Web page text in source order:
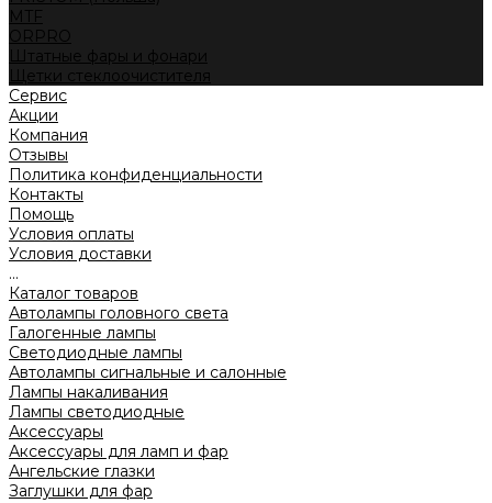
MTF
ORPRO
Штатные фары и фонари
Щетки стеклоочистителя
Сервис
Акции
Компания
Отзывы
Политика конфиденциальности
Контакты
Помощь
Условия оплаты
Условия доставки
...
Каталог товаров
Автолампы головного света
Галогенные лампы
Светодиодные лампы
Автолампы сигнальные и салонные
Лампы накаливания
Лампы светодиодные
Аксессуары
Аксессуары для ламп и фар
Ангельские глазки
Заглушки для фар